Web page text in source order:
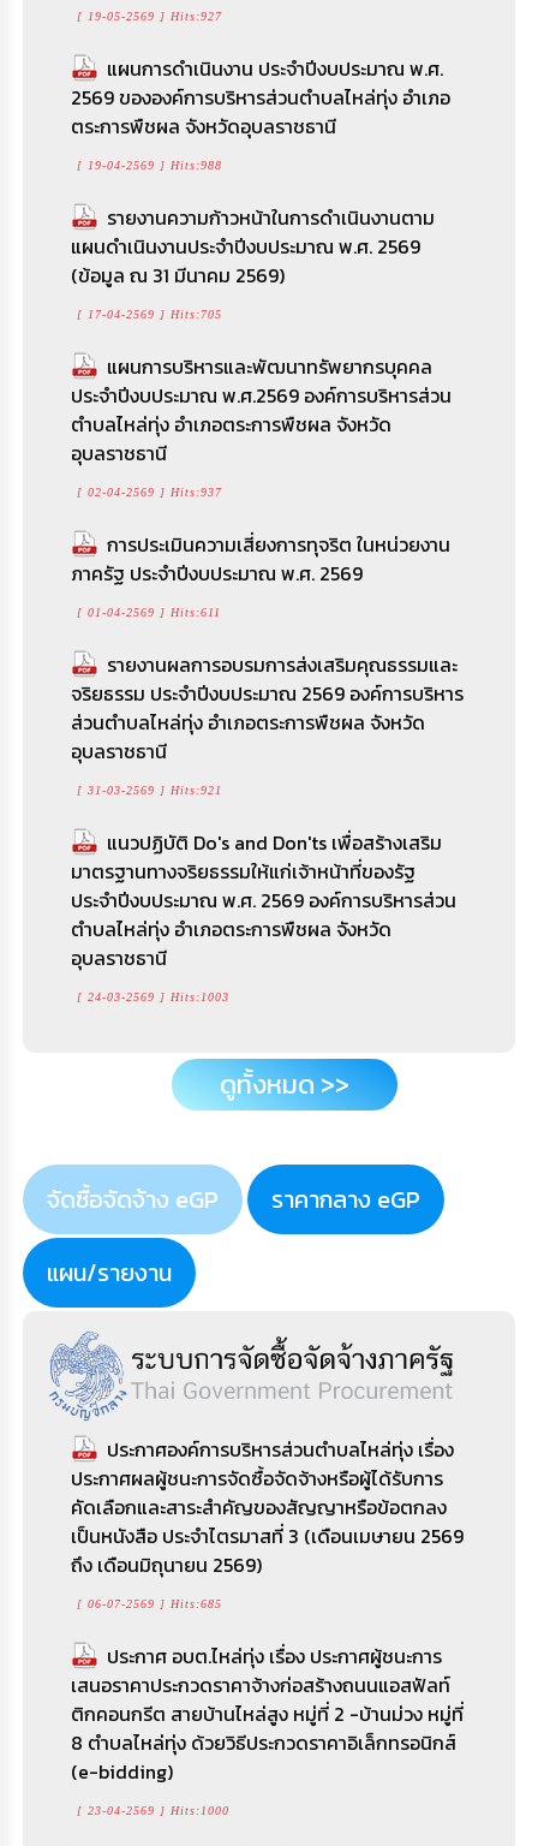
[ 19-05-2569 ] Hits:927
แผนการดำเนินงาน ประจำปีงบประมาณ พ.ศ.
2569 ขององค์การบริหารส่วนตำบลไหล่ทุ่ง อำเภอ
ตระการพืชผล จังหวัดอุบลราชธานี
[ 19-04-2569 ] Hits:988
รายงานความก้าวหน้าในการดำเนินงานตาม
แผนดำเนินงานประจำปีงบประมาณ พ.ศ. 2569
(ข้อมูล ณ 31 มีนาคม 2569)
[ 17-04-2569 ] Hits:705
แผนการบริหารและพัฒนาทรัพยากรบุคคล
ประจำปีงบประมาณ พ.ศ.2569 องค์การบริหารส่วน
ตำบลไหล่ทุ่ง อำเภอตระการพืชผล จังหวัด
อุบลราชธานี
[ 02-04-2569 ] Hits:937
การประเมินความเสี่ยงการทุจริต ในหน่วยงาน
ภาครัฐ ประจำปีงบประมาณ พ.ศ. 2569
[ 01-04-2569 ] Hits:611
รายงานผลการอบรมการส่งเสริมคุณธรรมและ
จริยธรรม ประจำปีงบประมาณ 2569 องค์การบริหาร
ส่วนตำบลไหล่ทุ่ง อำเภอตระการพืชผล จังหวัด
อุบลราชธานี
[ 31-03-2569 ] Hits:921
แนวปฏิบัติ Do's and Don'ts เพื่อสร้างเสริม
มาตรฐานทางจริยธรรมให้แก่เจ้าหน้าที่ของรัฐ
ประจำปีงบประมาณ พ.ศ. 2569 องค์การบริหารส่วน
ตำบลไหล่ทุ่ง อำเภอตระการพืชผล จังหวัด
อุบลราชธานี
[ 24-03-2569 ] Hits:1003
ดูทั้งหมด >>
[ 01-04-2569 ] Hits:1523
แบบประเมินประสิทธิภาพขององค์กรปกครอง
ส่วนท้องถิ่น (Local Performance Assessment :
[ 01-04-2569 ] Hits:22918
การใช้งานระบบการให้บริการประชาชน ผ่าน
ระบบอิเล็กทรอนิกส์ ( E–Service)
RE-X-RAY โครงการถังขยะเปียก ลดโลกร้อน
ประจำปี 2569
[ 02-02-2569 ] Hits:1153
ดูทั้งหมด >>
ไหล่ทุ่ง อำเภอตระการพืชผล จังหวัดอุบลราชธานี
การประเมินความเสี่ยงการทุจริต ในหน่วยงานภาค
รัฐ ประจำปีงบประมาณ พ.ศ. 2569
[ 01-04-2569 ] Hits:611
รายงานผลการอบรมการส่งเสริมคุณธรรมและ
จริยธรรม ประจำปีงบประมาณ 2569 องค์การ
บริหารส่วนตำบลไหล่ทุ่ง อำเภอตระการพืชผล
จังหวัดอุบลราชธานี
แนวปฏิบัติ Do's and Don'ts เพื่อสร้างเสริม
มาตรฐานทางจริยธรรมให้แก่เจ้าหน้าที่ของรัฐ
ประจำปีงบประมาณ พ.ศ. 2569 องค์การบริหารส่วน
ตำบลไหล่ทุ่ง อำเภอตระการพืชผล จังหวัด
[ 24-03-2569 ] Hits:1003
จัดซื้อจัดจ้าง eGP ราคากลาง eGP
แผน/รายงาน
ประกาศองค์การบริหารส่วนตำบลไหล่ทุ่ง เรื่อง
ประกาศผลผู้ชนะการจัดซื้อจัดจ้างหรือผู้ได้รับการ
คัดเลือกและสาระสำคัญของสัญญาหรือข้อตกลง
เป็นหนังสือ ประจำไตรมาสที่ 3 (เดือนเมษายน 2569
ถึง เดือนมิถุนายน 2569)
[ 06-07-2569 ] Hits:685
ประกาศ อบต.ไหล่ทุ่ง เรื่อง ประกาศผู้ชนะการ
เสนอราคาประกวดราคาจ้างก่อสร้างถนนแอสฟัลท์
ติกคอนกรีต สายบ้านไหล่สูง หมู่ที่ 2 -บ้านม่วง หมู่ที่
8 ตำบลไหล่ทุ่ง ด้วยวิธีประกวดราคาอิเล็กทรอนิกส์
(e-bidding)
[ 23-04-2569 ] Hits:1000
ราคากลางประกวดราคาซื้อครุภัณฑ์ยานพาหนะ
และขนส่ง รถบรรทุก (ดีเซล) แบบบรรทุกน้ำ ขนาด
6 ตัน 6 ล้อ 6,000 ซีซี หรือกำลังเครื่องยนต์สูงสุด
ไม่ต่ำกว่า 170 กิโลวัตต์ จำนวน 1 คัน ด้วยวิธี
ประกวดราคาอิเล็กทรอนิกส์…
[ 19-04-2566 ] Hits:5134
ราคากลางประกวดราคาจ้างก่อสร้างเสริมผิว
ถนนแอสฟัลท์ติกคอนกรีต รหัสสายทาง อบ.ถ. 237
- 03 จำนวน 2 ช่วง บ้านไหล่ทุ่งพัฒนา หมู่ที่ 12 ด้วย
วิธีประกวดราคาอิเล็กทรอนิกส์ (e-bidding) (เลขที่
โครงการ : 65107334142)
[ 15-12-2565 ] Hits:5516
ประกาศ อบต.ไหล่ทุ่ง สรุปผลการดำเนินการจัด
ซื้อจัดจ้างในรายเดือนมิถุนายน ประจำปีงบประมาณ
2569
[ 09-07-2569 ] Hits:582
รายงานสรุปผลการจัดซื้อจัดจ้างหรือการจัดหา
พัสดุของหน่วยงานรายเดือน ไตรมาสที่ 1 - 2 ประจำ
ปีงบประมาณ พ.ศ. 2569 องค์การบริหารส่วนตำบล
[ 18-06-2569 ] Hits:913
รายงานสรุปผลการจัดซื้อจัดจ้างหรือการจัดหา
พัสดุของหน่วยงาน รายเดือน ปีงบประมาณ พ.ศ.
2568 องค์การบริหารส่วนตำบลไหล่ทุ่ง อำเภอ